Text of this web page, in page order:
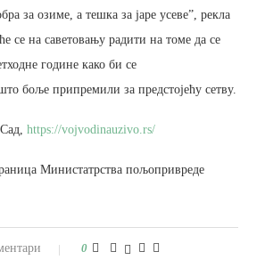
за озиме, а тешка за јаре усеве”, рекла
се на саветовању радити на томе да се
године како би се
боље припремили за предстојећу сетву.
https://vojvodinauzivo.rs/
Министатрства пољопривреде
0